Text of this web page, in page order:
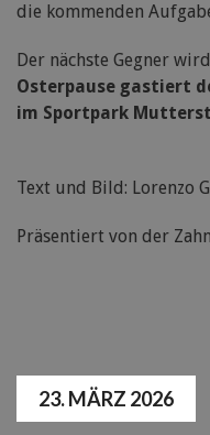
die kommenden
Der nächste Gegner
Osterpause gastiert
im Sportpark
Text und Bild: Lorenzo
Präsentiert von der
23. MÄRZ 2026